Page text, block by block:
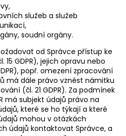
služeb a služeb
soudní orgány.
od Správce přístup ke
GDPR), jejich opravu nebo
popř. omezení zpracování
má dále právo vznést námitku
(čl. 21 GDPR). Za podmínek
má subjekt údajů právo na
které se ho týkají a které
mohou v otázkách
údajů kontaktovat Správce, a